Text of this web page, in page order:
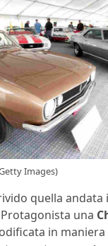
Images)
quella andata
una
in